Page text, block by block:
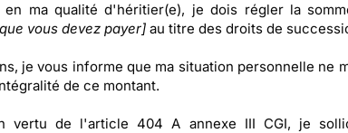
en ma qualité d'héritier(e), je dois régler la
vous devez payer] au titre des droits de
je vous informe que ma situation personnelle ne
de ce montant.
vertu de l'article 404 A annexe III CGI, je